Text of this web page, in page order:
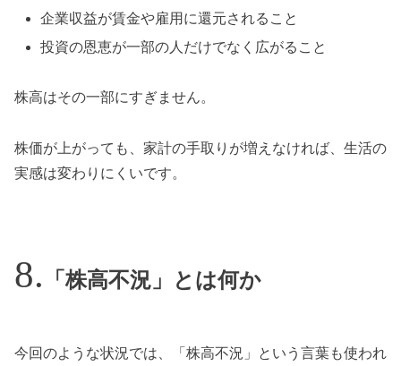
企業収益が賃金や雇用に還元されること
投資の恩恵が一部の人だけでなく広がること
株高はその一部にすぎません。
株価が上がっても、家計の手取りが増えなければ、生活の
実感は変わりにくいです。
「株高不況」とは何か
今回のような状況では、「株高不況」という言葉も使われ